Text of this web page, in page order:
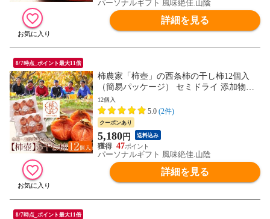
パーソナルギフト 風味絶佳.山陰
詳細を見る
8/7時点_ポイント最大11倍
柿農家「柿壺」の西条柿の干し柿12個入
（簡易パッケージ） セミドライ 添加物不
使用 島根県産 柿 送料無料（北海道・沖縄
を除く）
12個入
5.0 (2件)
クーポンあり
5,180円 送料込み
47
パーソナルギフト 風味絶佳.山陰
詳細を見る
8/7時点_ポイント最大11倍